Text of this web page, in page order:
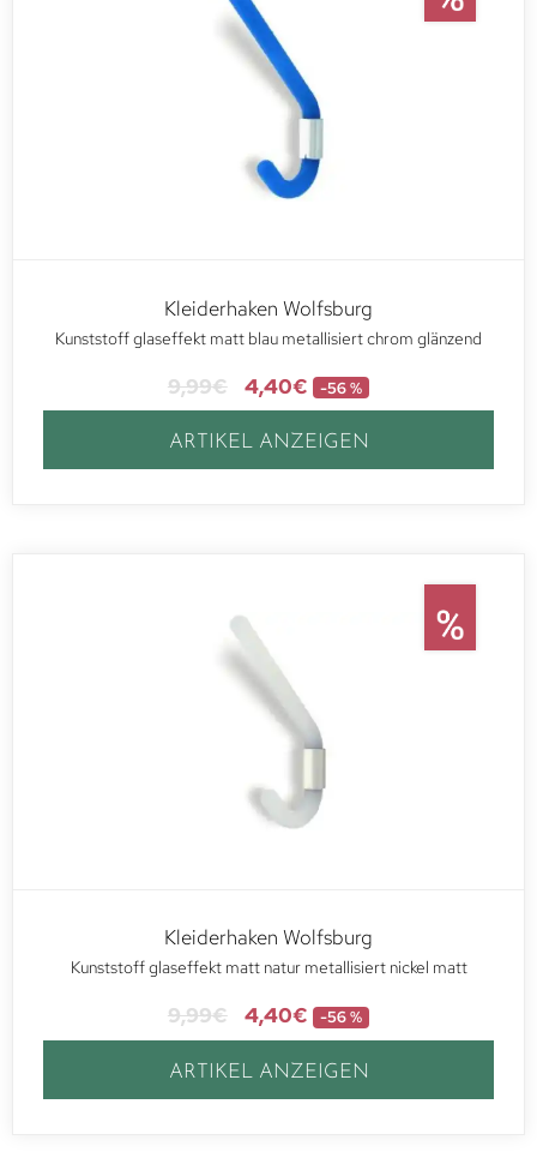
Kleiderhaken Wolfsburg
Kunststoff glaseffekt matt blau metallisiert chrom glänzend
9,99€ 4,40€ -56 %
ARTIKEL ANZEIGEN
Kleiderhaken Wolfsburg
Kunststoff glaseffekt matt natur metallisiert nickel matt
9,99€ 4,40€ -56 %
ARTIKEL ANZEIGEN